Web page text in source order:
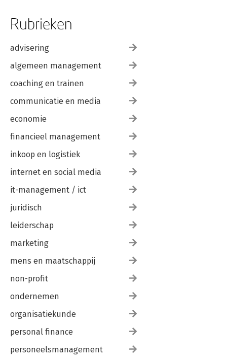
Rubrieken
advisering
algemeen management
coaching en trainen
communicatie en media
economie
financieel management
inkoop en logistiek
internet en social media
it-management / ict
juridisch
leiderschap
marketing
mens en maatschappij
non-profit
ondernemen
organisatiekunde
personal finance
personeelsmanagement